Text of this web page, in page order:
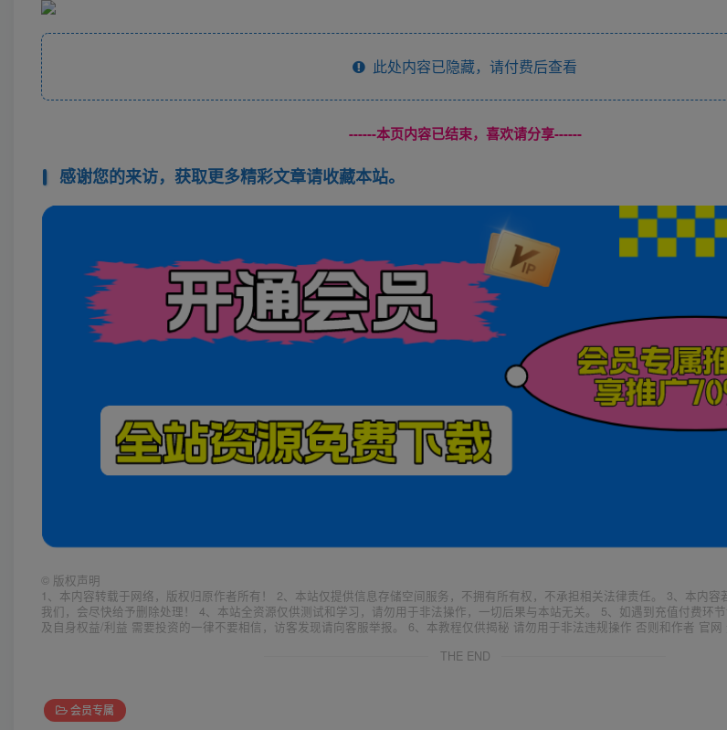
此处内容已隐藏，请付费后查看
------本页内容已结束，喜欢请分享------
感谢您的来访，获取更多精彩文章请收藏本站。
© 版权声明
1、本内容转载于网络，版权归原作者所有！ 2、本站仅提供信息存储空间服务，不拥有所有权，不承担相关法律责任。 3、本内容
我们，会尽快给予删除处理！ 4、本站全资源仅供测试和学习，请勿用于非法操作，一切后果与本站无关。 5、如遇到充值付费环
及自身权益/利益 需要投资的一律不要相信，访客发现请向客服举报。 6、本教程仅供揭秘 请勿用于非法违规操作 否则和作者 官网
THE END
会员专属